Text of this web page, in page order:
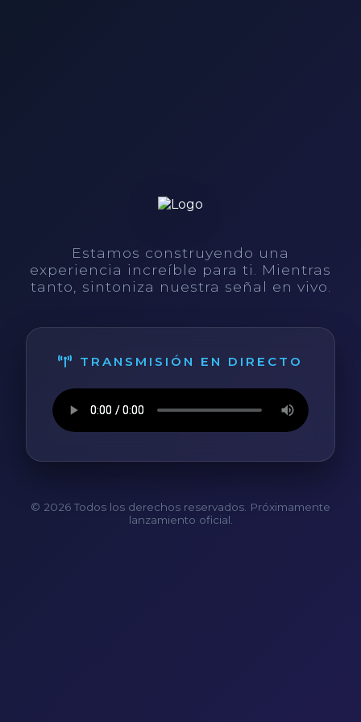
Estamos construyendo una
experiencia increíble para ti. Mientras
tanto, sintoniza nuestra señal en vivo.
TRANSMISIÓN EN DIRECTO
© 2026 Todos los derechos reservados. Próximamente
lanzamiento oficial.